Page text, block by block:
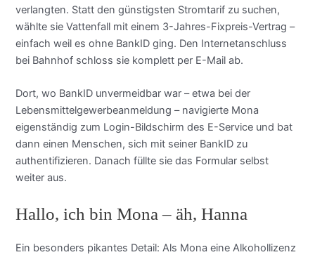
verlangten. Statt den günstigsten Stromtarif zu suchen,
wählte sie Vattenfall mit einem 3-Jahres-Fixpreis-Vertrag –
einfach weil es ohne BankID ging. Den Internetanschluss
bei Bahnhof schloss sie komplett per E-Mail ab.
Dort, wo BankID unvermeidbar war – etwa bei der
Lebensmittelgewerbeanmeldung – navigierte Mona
eigenständig zum Login-Bildschirm des E-Service und bat
dann einen Menschen, sich mit seiner BankID zu
authentifizieren. Danach füllte sie das Formular selbst
weiter aus.
Hallo, ich bin Mona – äh, Hanna
Ein besonders pikantes Detail: Als Mona eine Alkohollizenz